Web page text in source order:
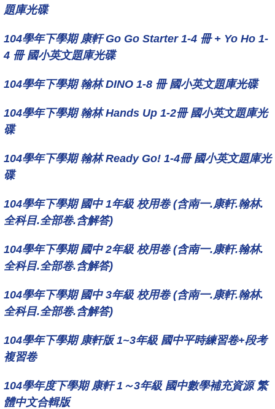
題庫光碟
104學年下學期 康軒 Go Go Starter 1-4 冊 + Yo Ho 1-
4 冊 國小英文題庫光碟
104學年下學期 翰林 DINO 1-8 冊 國小英文題庫光碟
104學年下學期 翰林 Hands Up 1-2冊 國小英文題庫光
碟
104學年下學期 翰林 Ready Go! 1-4冊 國小英文題庫光
碟
104學年下學期 國中 1年級 校用卷 (含南一.康軒.翰林.
全科目.全部卷.含解答)
104學年下學期 國中 2年級 校用卷 (含南一.康軒.翰林.
全科目.全部卷.含解答)
104學年下學期 國中 3年級 校用卷 (含南一.康軒.翰林.
全科目.全部卷.含解答)
104學年下學期 康軒版 1~3年級 國中平時練習卷+段考
複習卷
104學年度下學期 康軒 1～3年級 國中數學補充資源 繁
體中文合輯版